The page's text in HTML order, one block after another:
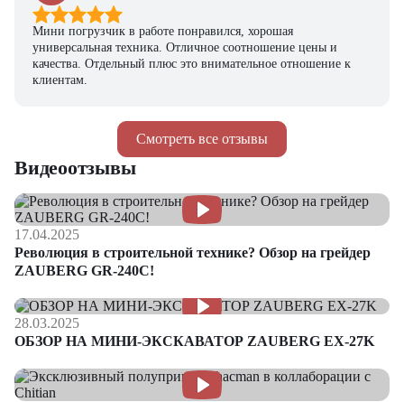
Смотреть все отзывы
Мини погрузчик в работе понравился, хорошая
универсальная техника. Отличное соотношение цены и
качества. Отдельный плюс это внимательное отношение к
клиентам.
Видеоотзывы
17.04.2025
Революция в строительной технике? Обзор на грейдер
ZAUBERG GR-240C!
28.03.2025
ОБЗОР НА МИНИ-ЭКСКАВАТОР ZAUBERG EX-27K